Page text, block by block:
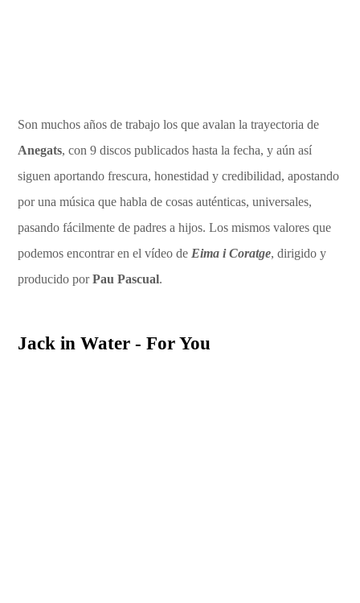
Son muchos años de trabajo los que avalan la trayectoria de
Anegats, con 9 discos publicados hasta la fecha, y aún así
siguen aportando frescura, honestidad y credibilidad, apostando
por una música que habla de cosas auténticas, universales,
pasando fácilmente de padres a hijos. Los mismos valores que
podemos encontrar en el vídeo de Eima i Coratge, dirigido y
producido porPau Pascual.
Jack in Water - For You